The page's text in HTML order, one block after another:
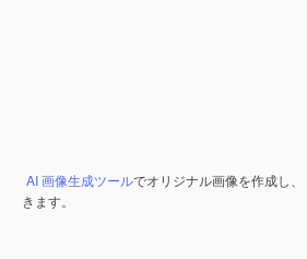
AI 画像生成ツールでオリジナル画像を作成し、
きます。